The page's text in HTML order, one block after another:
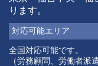
ります。
対応可能エリア
全国対応可能です。
（労務顧問、労働者派